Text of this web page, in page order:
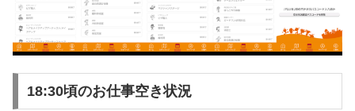
18:30頃のお仕事空き状況